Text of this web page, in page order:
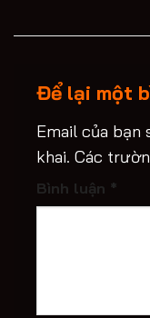
Để lại một
Email của bạn
khai. Các
Bình luận *